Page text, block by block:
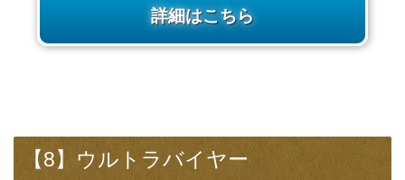
詳細はこちら
【8】ウルトラバイヤー